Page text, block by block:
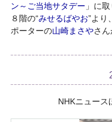
ン～ご当地サタデー 」に
８階の“みせるばやお”より
ポーターの山崎まさやさん
NHKニュース